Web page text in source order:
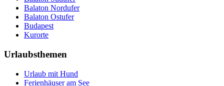
Balaton Nordufer
Balaton Ostufer
Budapest
Kurorte
Urlaubsthemen
Urlaub mit Hund
Ferienhäuser am See